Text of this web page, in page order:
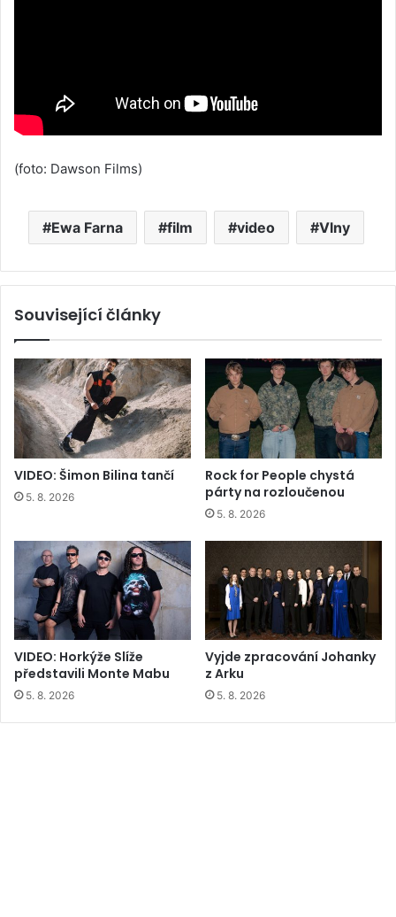
(foto: Dawson Films)
Ewa Farna film video Vlny
Související články
VIDEO: Šimon Bilina tančí
5. 8. 2026
Rock for People chystá
párty na rozloučenou
5. 8. 2026
VIDEO: Horkýže Slíže
představili Monte Mabu
5. 8. 2026
Vyjde zpracování Johanky
z Arku
5. 8. 2026